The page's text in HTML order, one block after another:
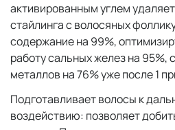
активированным углем
стайлинга с волосяных
содержание на 99%,
работу сальных желез на 95%,
металлов на 76% уже после 1
Подготавливает волосы к
воздействию: позволяет